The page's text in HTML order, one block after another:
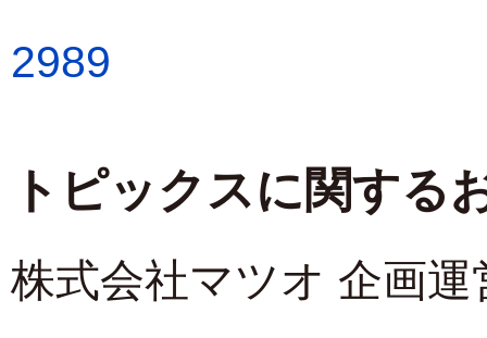
2989
トピックスに関する
株式会社マツオ 企画